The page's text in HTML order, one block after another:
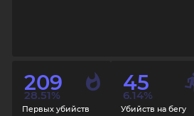
209
Первых убийств
28.51%
45
Убийств на бегу
6.14%